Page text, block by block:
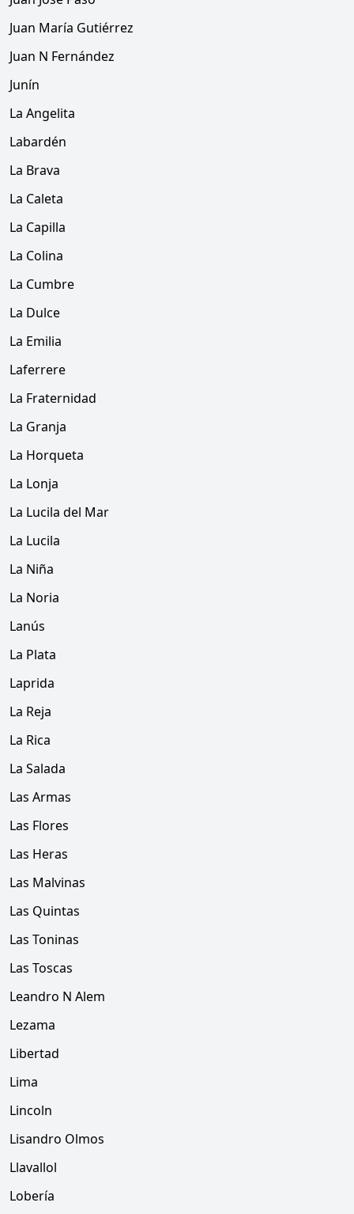
Juan María Gutiérrez
Juan N Fernández
Junín
La Angelita
Labardén
La Brava
La Caleta
La Capilla
La Colina
La Cumbre
La Dulce
La Emilia
Laferrere
La Fraternidad
La Granja
La Horqueta
La Lonja
La Lucila del Mar
La Lucila
La Niña
La Noria
Lanús
La Plata
Laprida
La Reja
La Rica
La Salada
Las Armas
Las Flores
Las Heras
Las Malvinas
Las Quintas
Las Toninas
Las Toscas
Leandro N Alem
Lezama
Libertad
Lima
Lincoln
Lisandro Olmos
Llavallol
Lobería